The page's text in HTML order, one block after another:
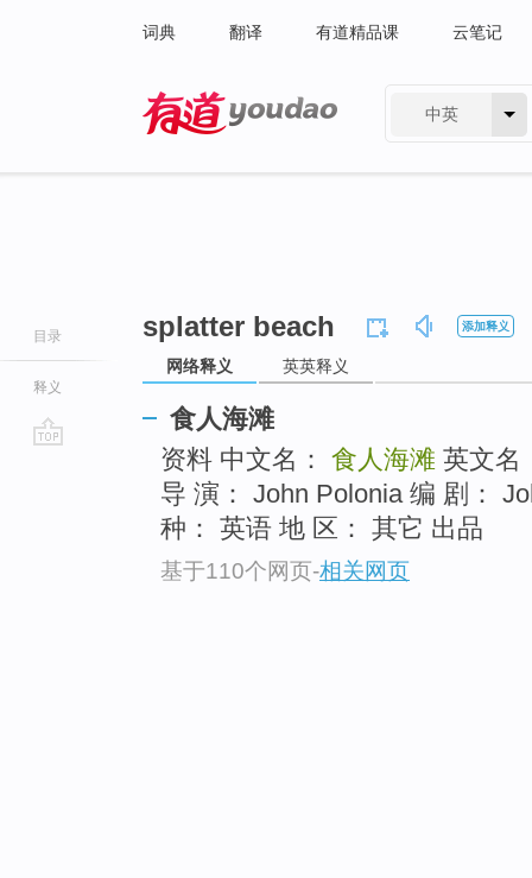
词典 翻译 有道精品课 云笔记
中英
目录
释义
splatter beach 添加释义
网络释义 英英释义
食人海滩
资料 中文名： 食人海滩 英文
导 演： John Polonia 编 剧：
种： 英语 地 区： 其它 出品
基于110个网页-相关网页